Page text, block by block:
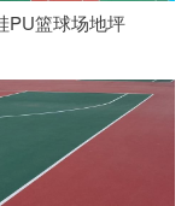
PU篮球场地坪